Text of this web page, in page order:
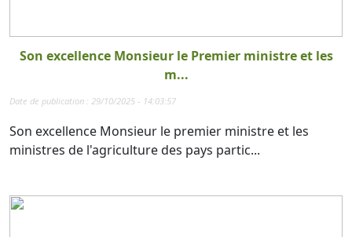
Son excellence Monsieur le Premier ministre et les
m...
Date de publication : 29/10/2025 - 14:03:57
Son excellence Monsieur le premier ministre et les
ministres de l'agriculture des pays partic...